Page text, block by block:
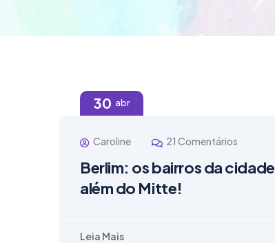
30 abr
Caroline 21 Comentários
Berlim: os bairros da cidade
além do Mitte!
Leia Mais